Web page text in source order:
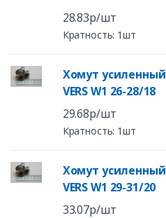
28.83р/шт
Кратность: 1шт
Хомут усиленный
VERS W1 26-28/18
29.68р/шт
Кратность: 1шт
Хомут усиленный
VERS W1 29-31/20
33.07р/шт